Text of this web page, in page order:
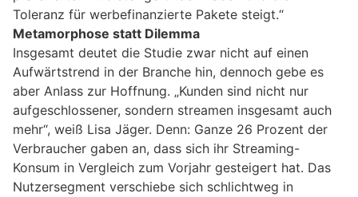
Toleranz für werbefinanzierte Pakete steigt.“
Metamorphose statt Dilemma
Insgesamt deutet die Studie zwar nicht auf einen
Aufwärtstrend in der Branche hin, dennoch gebe es
aber Anlass zur Hoffnung. „Kunden sind nicht nur
aufgeschlossener, sondern streamen insgesamt auch
mehr“, weiß Lisa Jäger. Denn: Ganze 26 Prozent der
Verbraucher gaben an, dass sich ihr Streaming-
Konsum in Vergleich zum Vorjahr gesteigert hat. Das
Nutzersegment verschiebe sich schlichtweg in